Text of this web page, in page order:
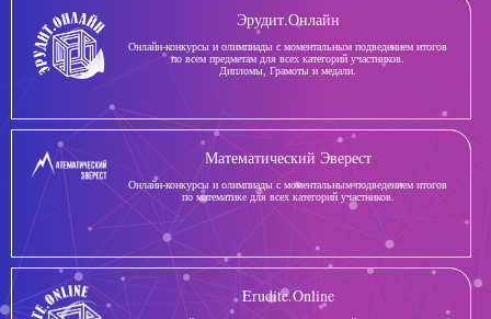
Эрудит.Онлайн
Онлайн-конкурсы и олимпиады с моментальным подведением итогов
по всем предметам для всех категорий участников.
Дипломы, Грамоты и медали.
Математический Эверест
Онлайн-конкурсы и олимпиады с моментальным подведением итогов
по математике для всех категорий участников.
Erudite.Online